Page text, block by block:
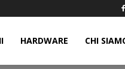
HARDWARE CHI